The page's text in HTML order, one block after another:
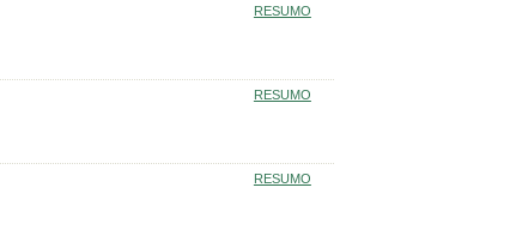
RESUMO
RESUMO
RESUMO